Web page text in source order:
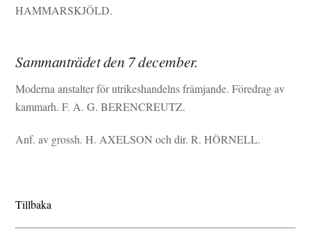
HAMMARSKJÖLD.
Sammanträdet den 7 december.
Moderna anstalter för utrikeshandelns främjande. Föredrag av
kammarh. F. A. G. BERENCREUTZ.
Anf. av grossh. H. AXELSON och dir. R. HÖRNELL.
Tillbaka